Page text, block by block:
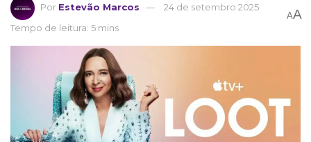
Por Estevão Marcos
24 de setembro 2025
Tempo de leitura: 5 mins
AA